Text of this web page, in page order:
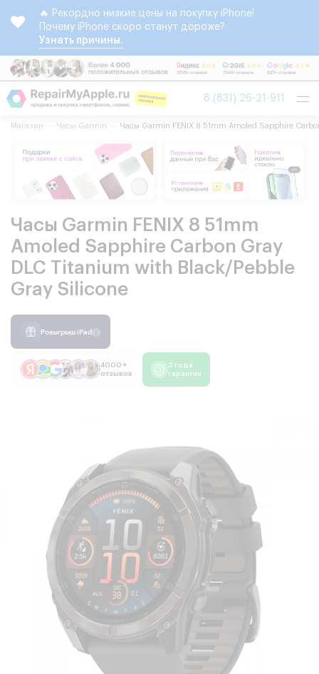
🔥 Рекордно низкие цены на покупку iPhone!
Почему iPhone скоро станут дороже?
Узнать причины.
8 (831) 26-21-911
Магазин Часы Garmin Часы Garmin FENIX 8 51mm Amoled Sapphire
Часы Garmin FENIX 8 51mm
Amoled Sapphire Carbon Gray
DLC Titanium with Black/Pebble
Gray Silicone
Розыгрыш iPad
4000 +
отзывов
3 года
гарантии